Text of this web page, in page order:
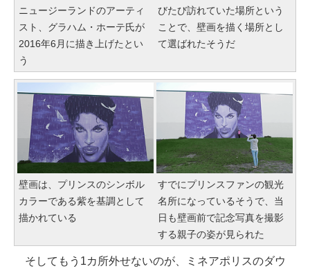
ニュージーランドのアーティ
スト、グラハム・ホーテ氏が
2016年6月に描き上げたとい
う
びたび訪れていた場所という
ことで、壁画を描く場所とし
て選ばれたそうだ
壁画は、プリンスのシンボル
カラーである紫を基調として
描かれている
すでにプリンスファンの観光
名所になっているそうで、当
日も壁画前で記念写真を撮影
する親子の姿が見られた
そしてもう1カ所外せないのが、ミネアポリスのダウ